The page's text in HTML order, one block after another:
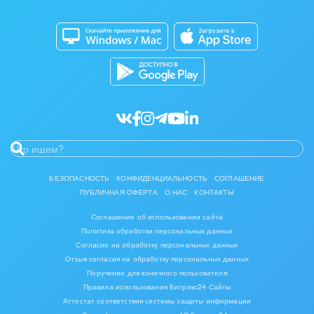
Мода, одежда, аксессуары, стиль
Нефть, газ
Оборудование, техника
Ритуальные услуги
Рынки и торговля
Финансы, бухгалтерия, банки
Химия и нефтехимия
Электроэнергетика
Кибербезопасность
Битрикс24 Маркет
Разработчикам приложений
БЕЗОПАСНОСТЬ КОНФИДЕНЦИАЛЬНОСТЬ
СОГЛАШЕНИЕ
ПУБЛИЧНАЯ ОФЕРТА
О НАС КОНТАКТЫ
Соглашение об использовании сайта
Политика обработки персональных данных
Согласие на обработку персональных данных
Отзыв согласия на обработку персональных данных
Поручение для конечного пользователя
Правила использования Битрикс24 Сайты
Аттестат соответствия системы защиты информации